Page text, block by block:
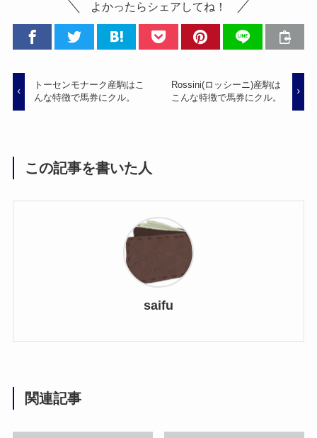
よかったらシェアしてね！
トーセンモナーク産駒はこ
んな特徴で馬券にクル。
Rossini(ロッシーニ)産駒は
こんな特徴で馬券にクル。
この記事を書いた人
saifu
関連記事